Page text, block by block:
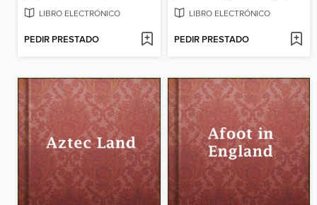
LIBRO ELECTRÓNICO
PEDIR PRESTADO
LIBRO ELECTRÓNICO
PEDIR PRESTADO